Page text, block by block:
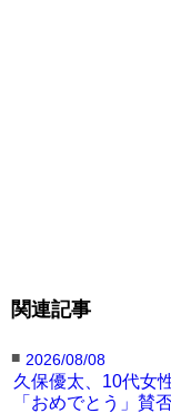
関連記事
■ 2026/08/08
久保優太、10代女
「おめでとう」賛